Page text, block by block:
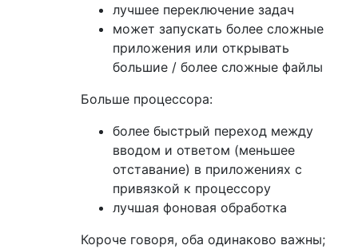
лучшее переключение задач
может запускать более сложные
приложения или открывать
большие / более сложные файлы
Больше процессора:
более быстрый переход между
вводом и ответом (меньшее
отставание) в приложениях с
привязкой к процессору
лучшая фоновая обработка
Короче говоря, оба одинаково важны;